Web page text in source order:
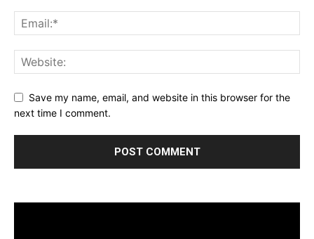
Save my name, email, and website in this browser for the
next time I comment.